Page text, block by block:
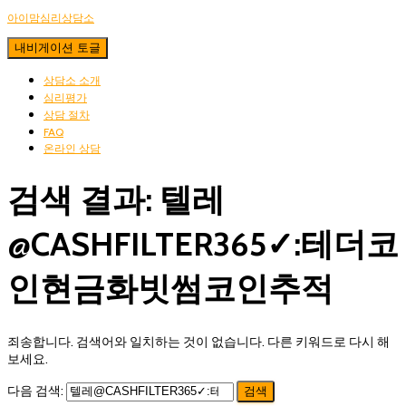
아이맘심리상담소
내비게이션 토글
상담소 소개
심리평가
상담 절차
FAQ
온라인 상담
검색 결과: 텔레
@CASHFILTER365✓:테더코
인현금화빗썸코인추적
죄송합니다. 검색어와 일치하는 것이 없습니다. 다른 키워드로 다시 해
보세요.
다음 검색: